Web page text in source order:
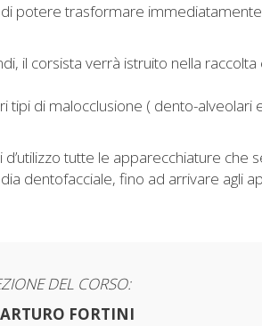
potere trasformare
il corsista verrà istruito nella
di malocclusione ( dento-alveolari
tutte le apparecchiature che
dentofacciale, fino ad arrivare agli
DEL CORSO:
FORTINI